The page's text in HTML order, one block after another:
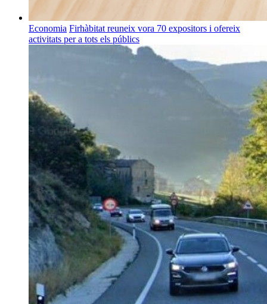
Economia Firhàbitat reuneix vora 70 expositors i ofereix
activitats per a tots els públics